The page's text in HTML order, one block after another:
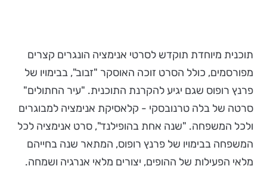
תוכנית מיוחדת תוקדש לסרטי אנימציה הונגרים קצרים
מפורסמים, כולל הסרט זוכה האוסקר "זבוב", בבימויו של
פרנץ רופוס שגם יגיע להקרנת התוכנית. "עיר החתולים"
סרטה של בלה טרנובסקי - קלאסיקת אנימציה למבוגרים
ולכל המשפחה. "שנה אחת בהופילנד", סרט אנימציה לכל
המשפחה בבימויו של פרנץ רופוס, המתאר שנה בחייהם
מלאי הפעילות של ההופים, יצורים מלאי אנרגיה ושמחה.